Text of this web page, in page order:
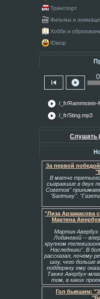
Транспорт
Фильмы и
Хобби и
Юмор
skip_previous play_circle
play_circle /_fr/Rammstein-
play_circle /_fr/Sting.mp3
Слушать
За первой
В матче третьего
сыгравшие в двух
Советов"
"Балтику".
"Лиза Арзамасова
Мартина
Мартин Авербух
Лобачевой --
крупном
Наследники". В
рассказал, почему
шоу, чего больше
поддержку ему
Также Авербух-
том, в каких
Гол бывшим: